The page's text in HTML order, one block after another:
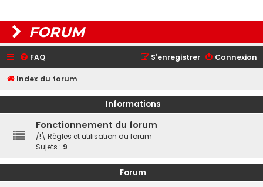
FORUM
FAQ Connexion
S’enregistrer
Index du forum
Informations
Fonctionnement du forum
/!\ Règles et utilisation du forum
Sujets : 9
Forum